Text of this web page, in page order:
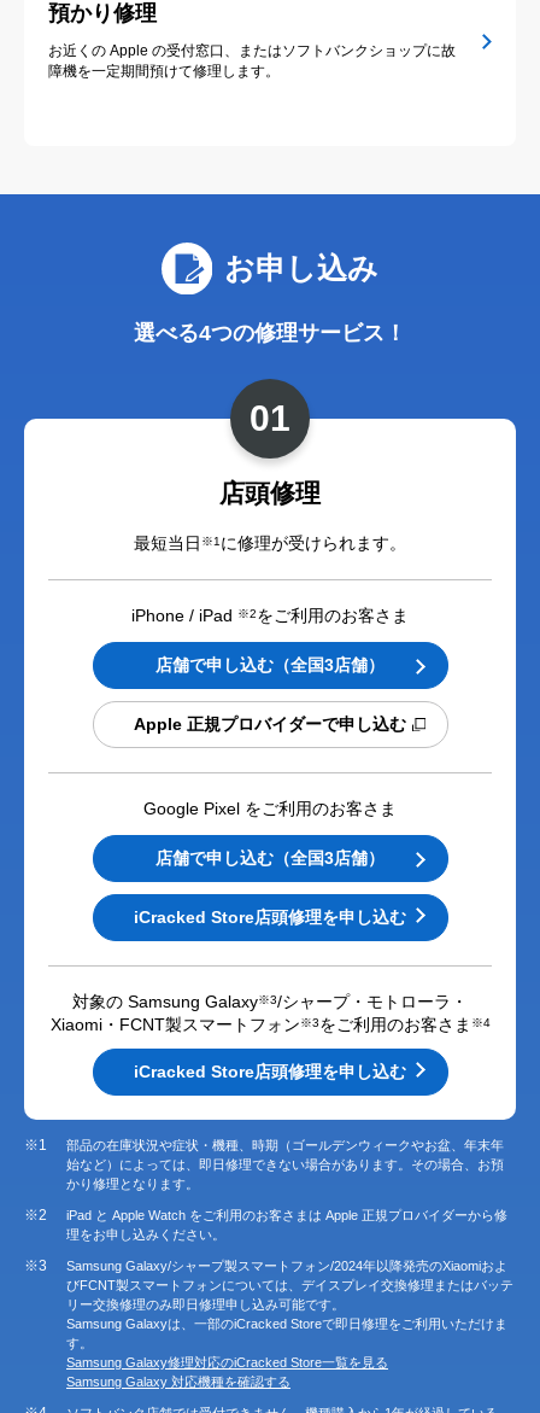
預かり修理
お近くの Apple の受付窓口、またはソフトバンクショップに故
障機を一定期間預けて修理します。
お申し込み
選べる4つの修理サービス！
01
店頭修理
最短当日 ※1 に修理が受けられます。
iPhone / iPad ※2をご利用のお客さま
店舗で申し込む （全国3店舗）
Apple 正規プロバイダーで申し込む
Google Pixel をご利用のお客さま
店舗で申し込む （全国3店舗）
iCracked Store店頭修理を申し込む
対象の Samsung Galaxy※3/シャープ・モトローラ・
Xiaomi・FCNT製スマートフォン※3をご利用のお客さま ※4
iCracked Store店頭修理を申し込む
※1
部品の在庫状況や症状・機種、時期（ゴールデンウィークやお盆、年末年
始など）によっては、即日修理できない場合があります。その場合、お預
かり修理となります。
※2
iPad と Apple Watch をご利用のお客さまは Apple 正規プロバイダーから修
理をお申し込みください。
※3
Samsung Galaxy/シャープ製スマートフォン/2024年以降発売のXiaomiおよ
びFCNT製スマートフォンについては、デイスプレイ交換修理またはバッテ
リー交換修理のみ即日修理申し込み可能です。
Samsung Galaxyは、一部のiCracked Storeで即日修理をご利用いただけま
す。
Samsung Galaxy修理対応のiCracked Store一覧を見る
Samsung Galaxy 対応機種を確認する